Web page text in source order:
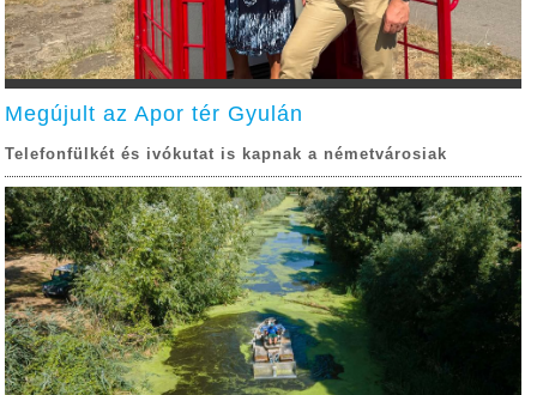
Megújult az Apor tér Gyulán
Telefonfülkét és ivókutat is kapnak a németvárosiak